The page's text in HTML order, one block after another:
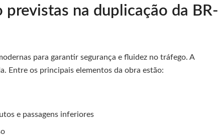
na duplicação da BR-
para garantir segurança e fluidez no tráfego. A
Entre os principais elementos da obra estão:
e passagens inferiores